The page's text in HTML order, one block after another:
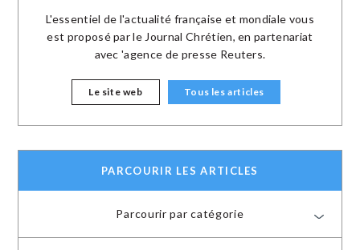
L'essentiel de l'actualité française et mondiale vous
est proposé par le Journal Chrétien, en partenariat
avec 'agence de presse Reuters.
Le site web Tous les articles
PARCOURIR LES ARTICLES
Parcourir par catégorie